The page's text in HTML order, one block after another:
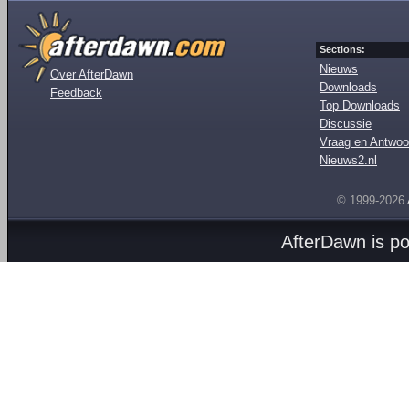
Over AfterDawn
Feedback
Sections:
Nieuws
Downloads
Top Downloads
Discussie
Vraag en
Nieuws2.nl
© 1999-2026
AfterDawn is